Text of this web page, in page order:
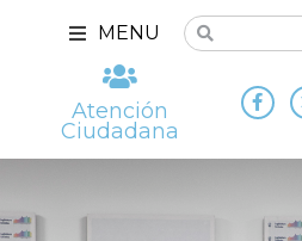
MENU
Atención
Ciudadana